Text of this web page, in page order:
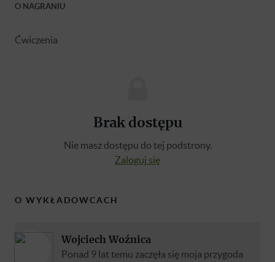
O NAGRANIU
Ćwiczenia
Brak dostępu
Nie masz dostępu do tej podstrony.
Zaloguj się
O WYKŁADOWCACH
Wojciech Woźnica
Ponad 9 lat temu zaczęła się moja przygoda